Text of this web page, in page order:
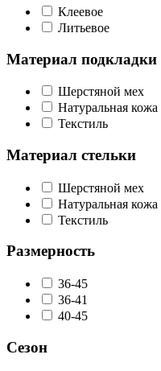
Клеевое
Литьевое
Материал подкладки
Шерстяной мех
Натуральная кожа
Текстиль
Материал стельки
Шерстяной мех
Натуральная кожа
Текстиль
Размерность
36-45
36-41
40-45
Сезон